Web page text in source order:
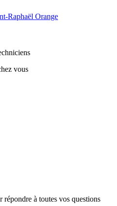
Raphaël Orange
vous
à toutes vos questions